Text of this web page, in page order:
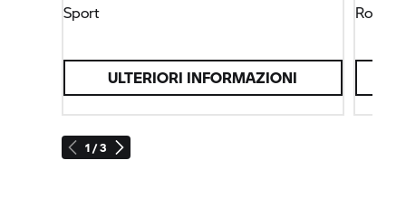
1 / 3
Sport
ULTERIORI INFORMAZIONI